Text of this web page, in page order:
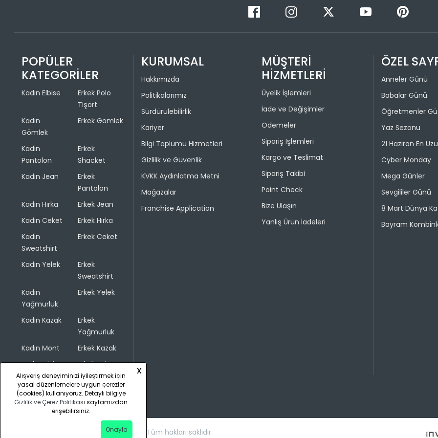
İade
iade
Değişim
İade
Daha
ederek
İade
uygun
2
2
Taksit
POPÜLER
KATEGORİLER
Kadın Elbise
Kadın
Gömlek
Kadın
Pantolon
Kadın Jean
Kadın Hırka
Kadın Ceket
Kadın
Sweatshirt
Kadın Yelek
Kadın
Yağmurluk
Kadın Kazak
Kadın Mont
Kadın Giyim
Erkek Polo
Tişört
Erkek Gömlek
Erkek
Shacket
Erkek
Pantolon
Erkek Jean
Erkek Hırka
Erkek Ceket
Erkek
Sweatshirt
Erkek Yelek
Erkek
Yağmurluk
Erkek Kazak
Erkek Kaban
KURUMSAL
Hakkımızda
Politikalarımız
Sürdürülebilirlik
Kariyer
Bilgi Toplumu Hizmetleri
Gizlilik ve Güvenlik
KVKK Aydınlatma Metni
Mağazalar
Franchise Application
MÜŞTERİ
HİZMETLERİ
Üyelik İşlemleri
İade ve Değişimler
Ödemeler
Sipariş İşlemleri
Kargo ve Teslimat
Sipariş Takibi
Point Check
Bize Ulaşın
Yanlış Ürün İadeleri
ÖZEL
Anneler Günü
Babalar Günü
Öğretmenler
Yaz Sezonu
21 Haziran En
Cyber Monday
Mega Günler
Sevgililer Günü
8 Mart Dünya
Bayram
Copyright © 2026 COLINS. Tüm hakları saklıdır.
Alışveriş deneyiminizi iyileştirmek için
yasal düzenlemelere uygun çerezler
(cookies) kullanıyoruz. Detaylı bilgiye
Gizlilik ve Çerez Politikası sayfamızdan
erişebilirsiniz.
Onayla
x